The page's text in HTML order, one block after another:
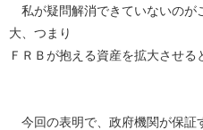
私が疑問解消できていないのが
大、つまり
ＦＲＢが抱える資産を拡大させる
今回の表明で、政府機関が保証